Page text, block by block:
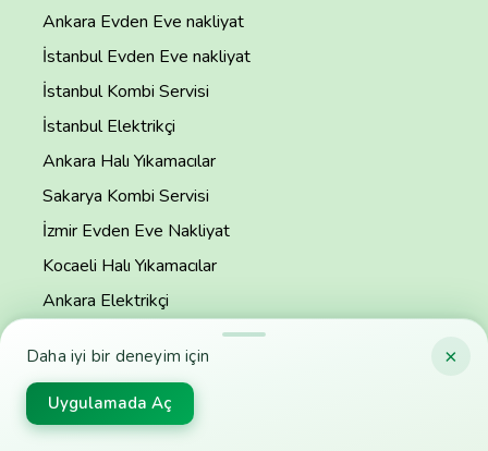
×
Daha iyi bir deneyim için
Uygulamada Aç
Ankara Evden Eve nakliyat
İstanbul Evden Eve nakliyat
İstanbul Kombi Servisi
İstanbul Elektrikçi
Ankara Halı Yıkamacılar
Sakarya Kombi Servisi
İzmir Evden Eve Nakliyat
Kocaeli Halı Yıkamacılar
Ankara Elektrikçi
Popüler Aramalar Alfabetik
Kurumsal
Anasayfa